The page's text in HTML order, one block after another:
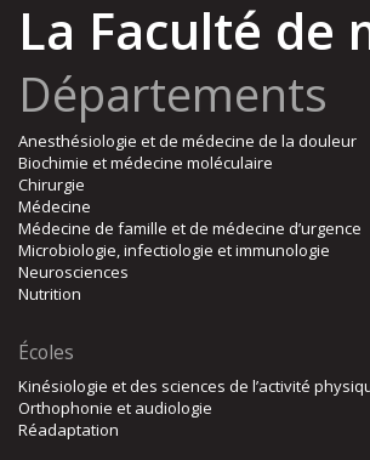
La Faculté de
Départements
Anesthésiologie et de médecine de la douleur
Biochimie et médecine moléculaire
Chirurgie
Médecine
Médecine de famille et de médecine d’urgence
Microbiologie, infectiologie et immunologie
Neurosciences
Nutrition
Écoles
Kinésiologie et des sciences de l’activité
Orthophonie et audiologie
Réadaptation